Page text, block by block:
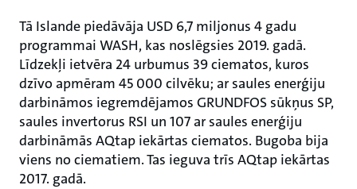
Tā Islande piedāvāja USD 6,7 miljonus 4 gadu
programmai WASH, kas noslēgsies 2019. gadā.
Līdzekļi ietvēra 24 urbumus 39 ciematos, kuros
dzīvo apmēram 45 000 cilvēku; ar saules enerģiju
darbināmos iegremdējamos GRUNDFOS sūkņus SP,
saules invertorus RSI un 107 ar saules enerģiju
darbināmās AQtap iekārtas ciematos. Bugoba bija
viens no ciematiem. Tas ieguva trīs AQtap iekārtas
2017. gadā.